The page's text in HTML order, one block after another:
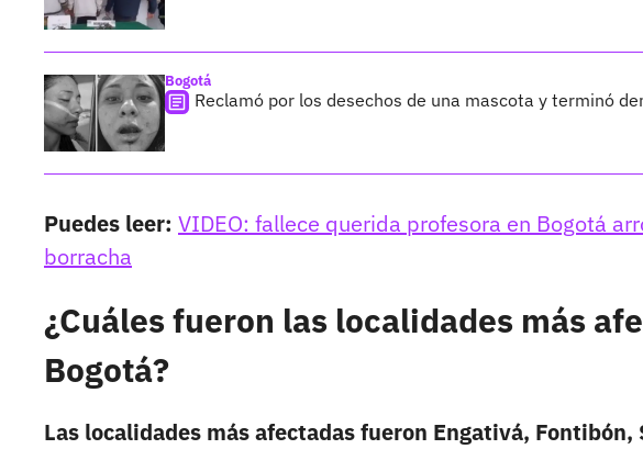
Bogotá
Reclamó por los desechos de una mascota y terminó
Puedes leer: VIDEO: fallece querida profesora en Bogotá
borracha
¿Cuáles fueron las localidades más
Bogotá?
Las localidades más afectadas fueron Engativá,